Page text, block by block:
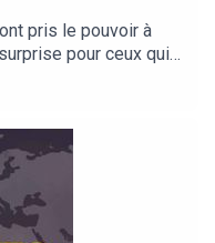
pris le pouvoir à
pour ceux qui
étudié son
Baptiste Noé
d'étoffer